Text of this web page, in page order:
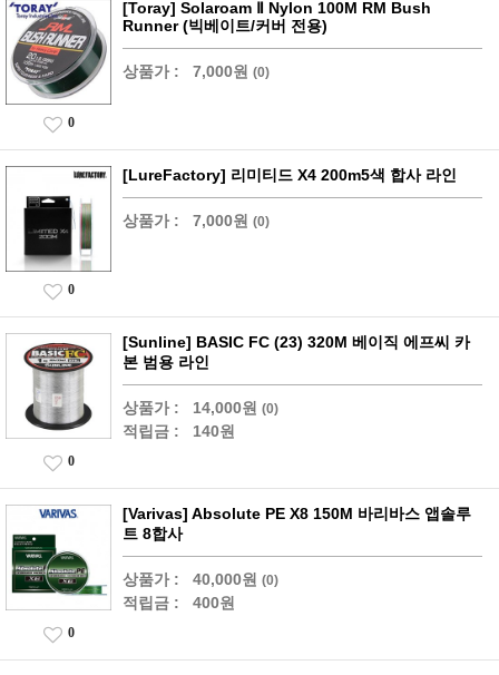
[Toray] Solaroam Ⅱ Nylon 100M RM Bush
Runner (빅베이트/커버 전용)
상품가 : 7,000원 (0)
0
[LureFactory] 리미티드 X4 200m5색 합사 라인
상품가 : 7,000원 (0)
0
[Sunline] BASIC FC (23) 320M 베이직 에프씨 카
본 범용 라인
상품가 : 14,000원 (0)
적립금 : 140원
0
[Varivas] Absolute PE X8 150M 바리바스 앱솔루
트 8합사
상품가 : 40,000원 (0)
적립금 : 400원
0